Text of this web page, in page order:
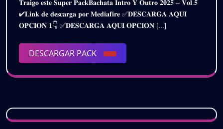
–
VOL.5
2025
–
VOL.5
𝐓𝐫𝐚𝐢𝐠𝐨 𝐞𝐬𝐭𝐞 𝐒𝐮𝐩𝐞𝐫 𝐏𝐚𝐜𝐤𝐁𝐚𝐜𝐡𝐚𝐭𝐚 𝐈𝐧𝐭𝐫𝐨 𝐘 𝐎𝐮𝐭𝐫𝐨 𝟐𝟎𝟐𝟓 – 𝐕𝐨𝐥.𝟓
✔𝐋𝐢𝐧𝐤 𝐝𝐞 𝐝𝐞𝐬𝐜𝐚𝐫𝐠𝐚 𝐩𝐨𝐫 𝐌𝐞𝐝𝐢𝐚𝐟𝐢𝐫𝐞 ✅𝐃𝐄𝐒𝐂𝐀𝐑𝐆𝐀 𝐀𝐐𝐔𝐈
𝐎𝐏𝐂𝐈𝐎𝐍 𝟏👇 ✅𝐃𝐄𝐒𝐂𝐀𝐑𝐆𝐀 𝐀𝐐𝐔𝐈 𝐎𝐏𝐂𝐈𝐎𝐍 [...]
DESCARGAR PACK
DESCARGAR
PACK